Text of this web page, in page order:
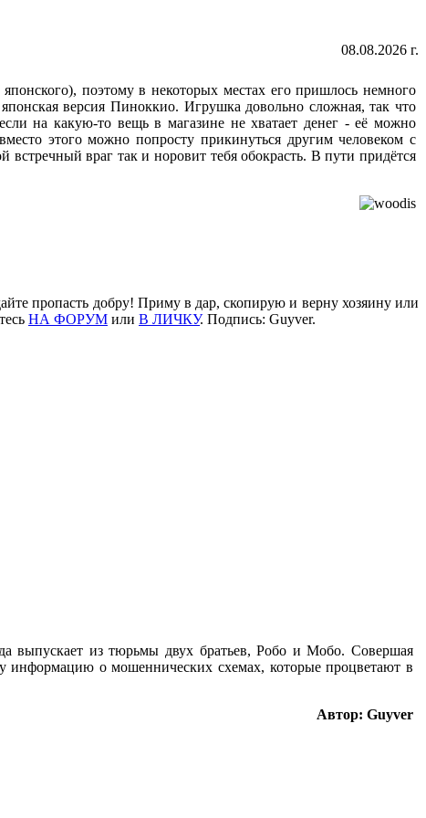
08.08.2026 г.
поэтому в некоторых местах его пришлось немного
версия Пиноккио. Игрушка довольно сложная, так что
на какую-то вещь в магазине не хватает денег - её можно
этого можно попросту прикинуться другим человеком с
враг так и норовит тебя обокрасть. В пути придётся
пропасть добру! Приму в дар, скопирую и верну хозяину или
НА ФОРУМ или В ЛИЧКУ. Подпись: Guyver.
выпускает из тюрьмы двух братьев, Робо и Мобо. Совершая
информацию о мошеннических схемах, которые процветают в
Автор: Guyver